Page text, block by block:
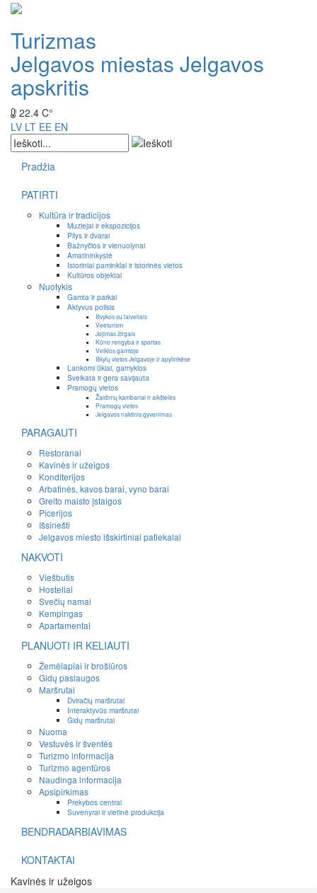
Turizmas
Jelgavos miestas Jelgavos
apskritis
22.4 C°
LV LT EE EN
Pradžia
PATIRTI
Kultūra ir tradicijos
Muziejai ir ekspozicijos
Pilys ir dvarai
Bažnyčios ir vienuolynai
Amatininkystė
Istoriniai paminklai ir istorinės vietos
Kultūros objektai
Nuotykis
Gamta ir parkai
Aktyvus poilsis
Išvykos su laiveliais
Veeturism
Jojimas žirgais
Kūno rengyba ir sportas
Veiklos gamtoje
Iškylų vietos Jelgavoje ir apylinkėse
Lankomi ūkiai, gamyklos
Sveikata ir gera savijauta
Pramogų vietos
Žaidimų kambariai ir aikštelės
Pramogų vietos
Jelgavos naktinis gyvenimas
PARAGAUTI
Restoranai
Kavinės ir užeigos
Konditerijos
Arbatinės, kavos barai, vyno barai
Greito maisto įstaigos
Picerijos
Išsinešti
Jelgavos miesto išskirtiniai patiekalai
NAKVOTI
Viešbutis
Hosteliai
Svečių namai
Kempingas
Apartamentai
PLANUOTI IR KELIAUTI
Žemėlapiai ir brošiūros
Gidų paslaugos
Maršrutai
Dviračių maršrutai
Interaktyvūs maršrutai
Gidų maršrutai
Nuoma
Vestuvės ir šventės
Turizmo informacija
Turizmo agentūros
Naudinga informacija
Apsipirkimas
Prekybos centrai
Suvenyrai ir vietinė produkcija
BENDRADARBIAVIMAS
KONTAKTAI
Kavinės ir užeigos